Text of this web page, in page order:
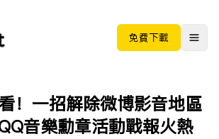
免费下载
！一招解除微博影音地區
音樂勳章活動戰報火熱